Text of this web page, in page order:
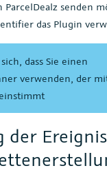
ParcelDealz senden
das Plugin
dass Sie einen
verwenden, der
der